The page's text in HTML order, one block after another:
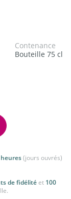
Contenance
Bouteille 75 cl
(jours ouvrés)
de fidélité et 100